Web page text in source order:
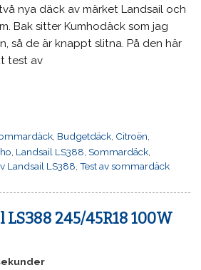
nya däck av märket Landsail och
Bak sitter Kumhodäck som jag
så de är knappt slitna. På den här
test av
Budgetdäck Citroën
Landsail LS388 ,Sommardäck
Landsail LS388 ,Test av sommardäck
LS388 245/45R18 100W